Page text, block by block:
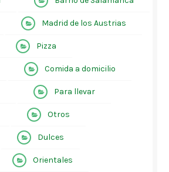
Madrid de los Austrias
Pizza
Comida a domicilio
Para llevar
Otros
Dulces
Orientales